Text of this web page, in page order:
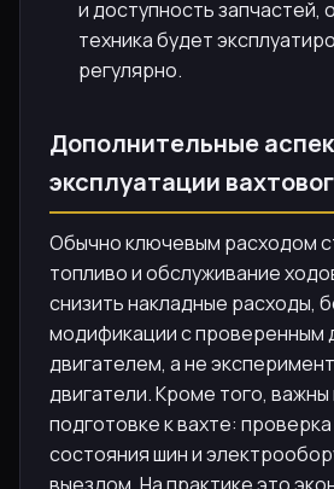
и доступность запчастей,
техника будет
регулярно.
Дополнительные
эксплуатации
Обычно ключевым расходом
топливо и обслуживание
снизить накладные расходы,
модификации с проверенным
двигателем, а не
двигатели. Кроме того,
подготовке к вахте:
состояния шин и